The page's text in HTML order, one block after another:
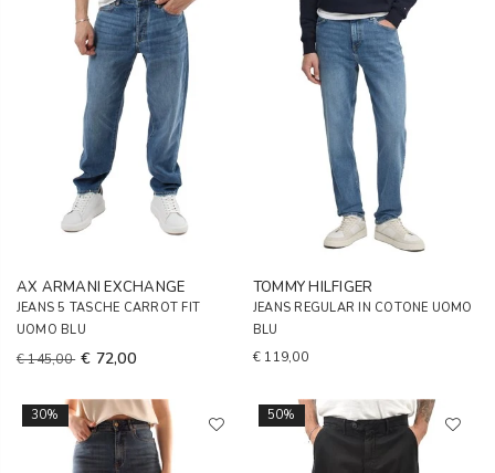
AX ARMANI EXCHANGE
JEANS 5 TASCHE CARROT FIT
UOMO BLU
€ 145,00 € 72,00
TOMMY HILFIGER
JEANS REGULAR IN COTONE UOMO
BLU
€ 119,00
30% 50%